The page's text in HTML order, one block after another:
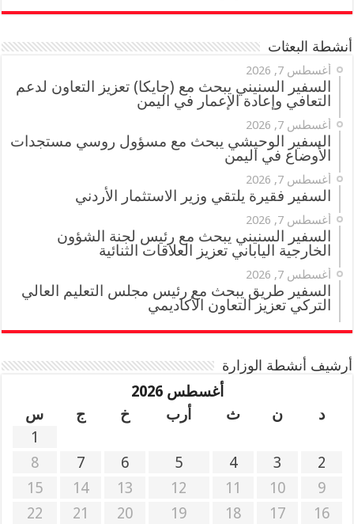
أنشطة البعثات
أغسطس 7, 2026
السفير السنيني يبحث مع (جايكا) تعزيز التعاون لدعم
التعافي وإعادة الإعمار في اليمن
أغسطس 7, 2026
السفير الوحيشي يبحث مع مسؤول روسي مستجدات
الأوضاع في اليمن
أغسطس 7, 2026
السفير فقيرة يلتقي وزير الاستثمار الأردني
أغسطس 7, 2026
السفير السنيني يبحث مع رئيس لجنة الشؤون
الخارجية الياباني تعزيز العلاقات الثنائية
أغسطس 7, 2026
السفير طريق يبحث مع رئيس مجلس التعليم العالي
التركي تعزيز التعاون الأكاديمي
أرشيف أنشطة الوزارة
أغسطس 2026
د
ن ث أرب خ ج
س
1
2
3
4
5
6
7
8
9
10
11
12
13
14
15
16
17
18
19
20
21
22